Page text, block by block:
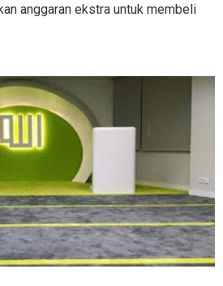
anggaran ekstra untuk membeli